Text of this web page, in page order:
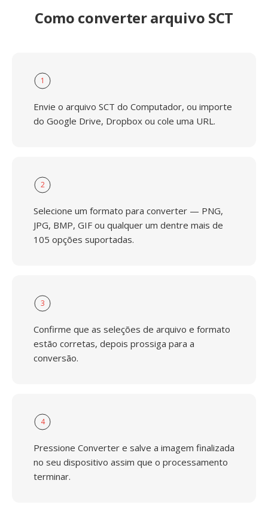
Como converter arquivo SCT
1
Envie o arquivo SCT do Computador, ou importe
do Google Drive, Dropbox ou cole uma URL.
2
Selecione um formato para converter — PNG,
JPG, BMP, GIF ou qualquer um dentre mais de
105 opções suportadas.
3
Confirme que as seleções de arquivo e formato
estão corretas, depois prossiga para a
conversão.
4
Pressione Converter e salve a imagem finalizada
no seu dispositivo assim que o processamento
terminar.